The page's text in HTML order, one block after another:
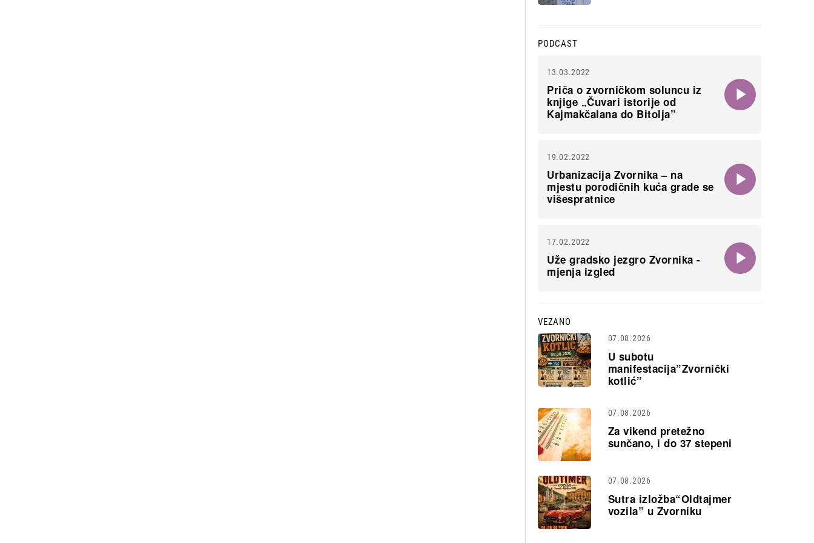
PODCAST
13.03.2022
Priča o zvorničkom soluncu iz
knjige „Čuvari istorije od
Kajmakčalana do Bitolja”
19.02.2022
Urbanizacija Zvornika – na
mjestu porodičnih kuća grade se
višespratnice
17.02.2022
Uže gradsko jezgro Zvornika -
mjenja izgled
VEZANO
07.08.2026
U subotu
manifestacija”Zvornički
kotlić”
07.08.2026
Za vikend pretežno
sunčano, i do 37 stepeni
07.08.2026
Sutra izložba“Oldtajmer
vozila” u Zvorniku